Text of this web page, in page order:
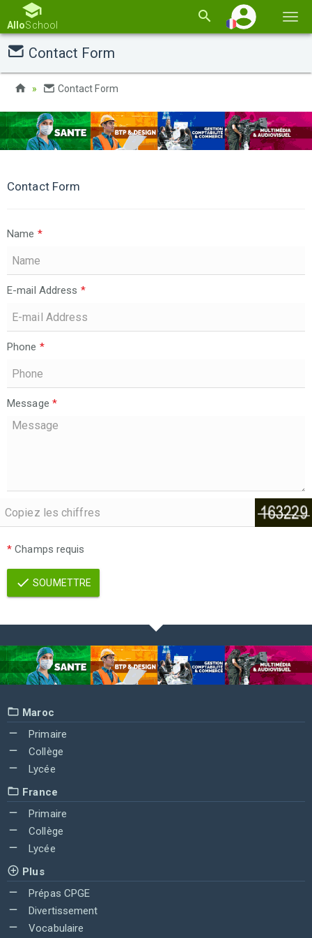
la
AlloSchool
Contact Form
Contact Form
Contact Form
Name *
E-mail Address *
Phone *
Message *
* Champs requis
SOUMETTRE
Maroc
Primaire
Collège
Lycée
France
Primaire
Collège
Lycée
Plus
Prépas CPGE
Divertissement
Vocabulaire